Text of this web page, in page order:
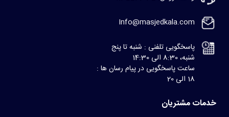
Info@masjedkala.com
پاسخگویی تلفنی : شنبه تا پنج
شنبه، 8:30 الی 14:30
ساعت پاسخگویی در پیام رسان ها :
18 الی 20
خدمات مشتریان